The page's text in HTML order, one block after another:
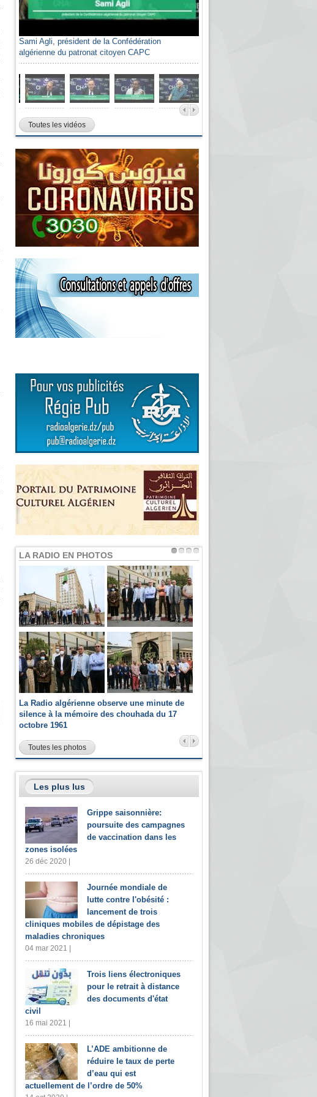
Sami Agli, président de la Confédération
algérienne du patronat citoyen CAPC
Toutes les vidéos
LA RADIO EN PHOTOS
La Radio algérienne observe une minute de
silence à la mémoire des chouhada du 17
octobre 1961
Toutes les photos
Les plus lus
Grippe saisonnière:
poursuite des campagnes
de vaccination dans les
zones isolées
26 déc 2020 |
Journée mondiale de
lutte contre l'obésité :
lancement de trois
cliniques mobiles de dépistage des
maladies chroniques
04 mar 2021 |
Trois liens électroniques
pour le retrait à distance
des documents d'état
civil
16 mai 2021 |
L’ADE ambitionne de
réduire le taux de perte
d’eau qui est
actuellement de l’ordre de 50%